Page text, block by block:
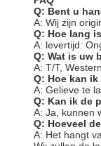
Q: Bent u
A: Wij zijn
Q: Hoe lang
A: levertijd:
Q: Wat is uw
A: T/T,
Q: Hoe kan
A: Gelieve te
Q: Kan ik de
A: Ja, kunnen
Q: Hoeveel
A: Het hangt